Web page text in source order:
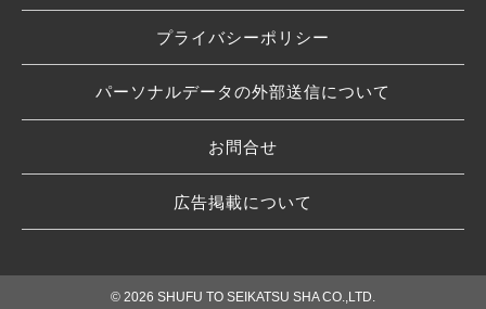
プライバシーポリシー
パーソナルデータの外部送信について
お問合せ
広告掲載について
© 2026 SHUFU TO SEIKATSU SHA CO.,LTD.